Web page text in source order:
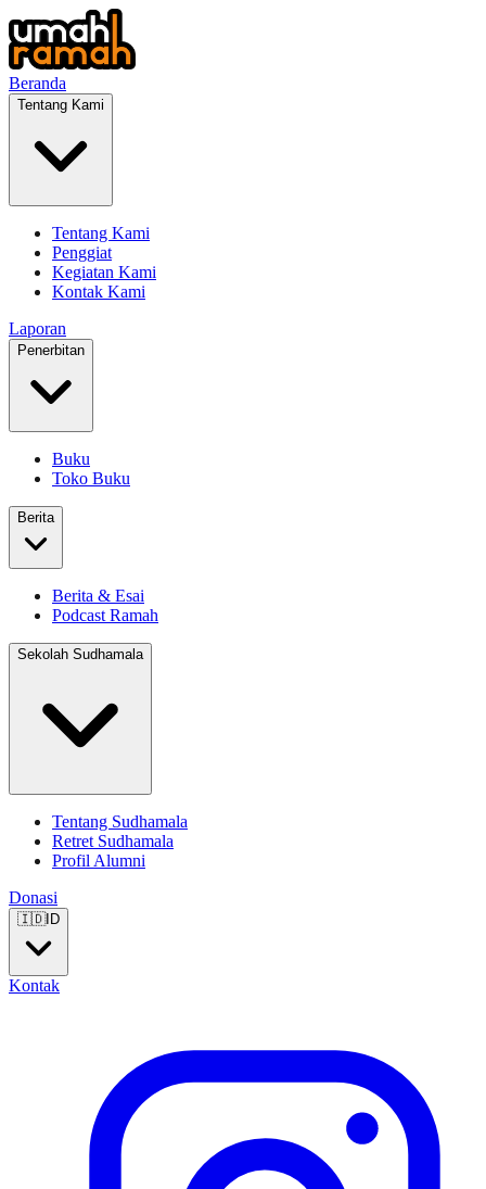
Beranda
Tentang Kami
Tentang Kami
Penggiat
Kegiatan Kami
Kontak Kami
Laporan
Penerbitan
Buku
Toko Buku
Berita
Berita & Esai
Podcast Ramah
Sekolah Sudhamala
Tentang Sudhamala
Retret Sudhamala
Profil Alumni
Donasi
🇮🇩ID
Kontak